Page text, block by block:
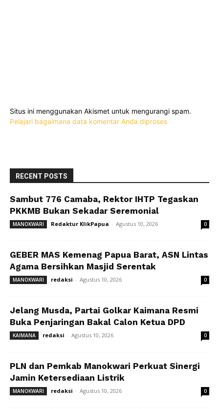
Situs ini menggunakan Akismet untuk mengurangi spam.
Pelajari bagaimana data komentar Anda diproses
RECENT POSTS
Sambut 776 Camaba, Rektor IHTP Tegaskan
PKKMB Bukan Sekadar Seremonial
MANOKWARI Redaktur KlikPapua - Agustus 10, 2026 0
GEBER MAS Kemenag Papua Barat, ASN Lintas
Agama Bersihkan Masjid Serentak
MANOKWARI redaksi - Agustus 10, 2026 0
Jelang Musda, Partai Golkar Kaimana Resmi
Buka Penjaringan Bakal Calon Ketua DPD
KAIMANA redaksi - Agustus 10, 2026 0
PLN dan Pemkab Manokwari Perkuat Sinergi
Jamin Ketersediaan Listrik
MANOKWARI redaksi - Agustus 10, 2026 0